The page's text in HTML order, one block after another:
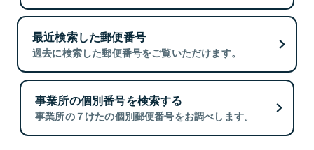
最近検索した郵便番号
過去に検索した郵便番号をご覧いただけます。
事業所の個別番号を検索する
事業所の７けたの個別郵便番号をお調べします。